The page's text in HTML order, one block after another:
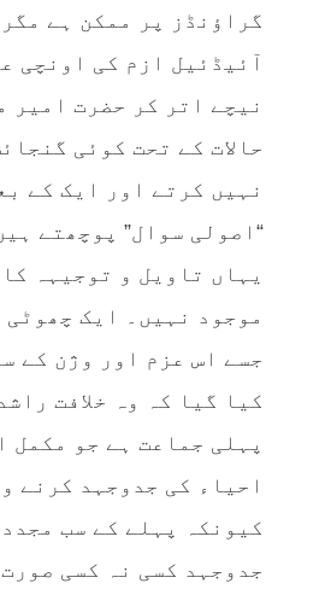
گراؤنڈز پر ممکن ہے
آئیڈئیل ازم کی اونچی
نیچے اتر کر حضرت امیر
حالات کے تحت کوئی
نہیں کرتے اور ایک کے
“اصولی سوال” پوچھتے
یہاں تاویل و توجیہہ
موجود نہیں۔ ایک چھوٹی
جسے اس عزم اور وژن کے
کیا گیا کہ وہ خلافت
پہلی جماعت ہے جو مکمل
احیاء کی جدوجہد کرنے
کیونکہ پہلے کے سب
جدوجہد کسی نہ کسی